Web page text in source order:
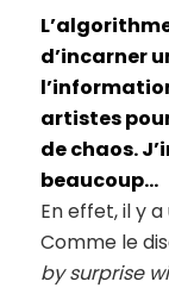
d’incarner
artistes
de chaos.
beaucoup…
En effet, il y
Comme le
by surprise